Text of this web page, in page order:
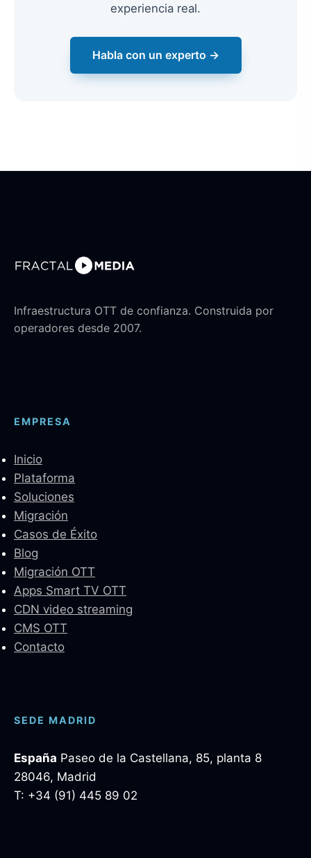
experiencia real.
Habla con un experto →
Infraestructura OTT de confianza. Construida por
operadores desde 2007.
EMPRESA
Inicio
Plataforma
Soluciones
Migración
Casos de Éxito
Blog
Migración OTT
Apps Smart TV OTT
CDN video streaming
CMS OTT
Contacto
SEDE MADRID
España Paseo de la Castellana, 85, planta 8
28046, Madrid
T: +34 (91) 445 89 02